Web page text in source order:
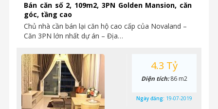
Bán căn số 2, 109m2, 3PN Golden Mansion, căn
góc, tầng cao
Chủ nhà cần bán lại căn hộ cao cấp của Novaland –
Căn 3PN lớn nhất dự án – Địa…
4.3 Tỷ
Diện tích:86 m2
Ngày đăng: 19-07-2019